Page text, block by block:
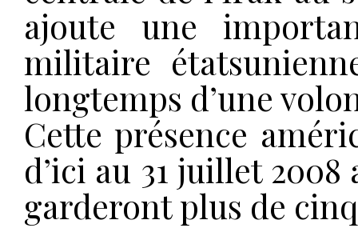
ajoute une
militaire
longtemps d’une
Cette présence
d’ici au 31 juillet
garderont plus de